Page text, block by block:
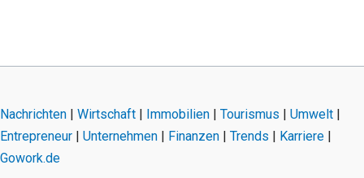
Nachrichten Wirtschaft Immobilien Tourismus Umwelt
Entrepreneur
Unternehmen Finanzen Trends Karriere
Gowork.de